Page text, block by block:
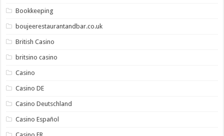
Bookkeeping
boujeerestaurantandbar.co.uk
British Casino
britsino casino
Casino
Casino DE
Casino Deutschland
Casino Español